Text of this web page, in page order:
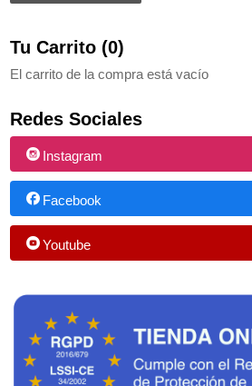
Tu Carrito (0)
El carrito de la compra está vacío
Redes Sociales
Instagram
Facebook
Youtube